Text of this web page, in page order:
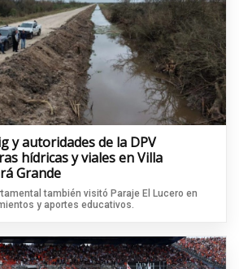
y autoridades de la DPV
hídricas y viales en Villa
Grande
también visitó Paraje El Lucero en
y aportes educativos.